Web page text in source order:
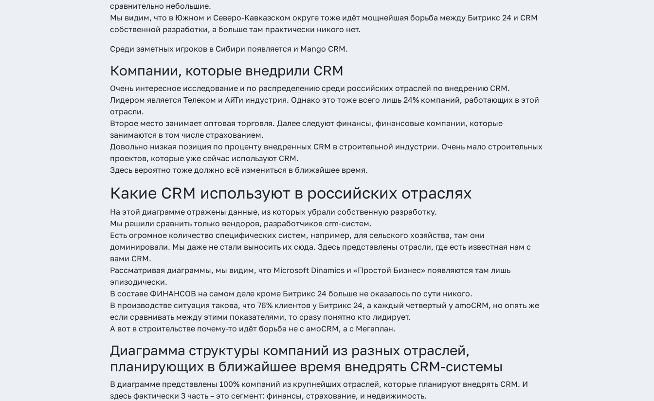
сравнительно небольшие.
Мы видим, что в Южном и Северо-Кавказском округе тоже идёт мощнейшая борьба между Битрикс 24 и CRM
собственной разработки, а больше там практически никого нет.
Среди заметных игроков в Сибири появляется и Mango CRM.
Компании, которые внедрили CRM
Очень интересное исследование и по распределению среди российских отраслей по внедрению CRM.
Лидером является Телеком и АйТи индустрия. Однако это тоже всего лишь 24% компаний, работающих в этой
отрасли.
Второе место занимает оптовая торговля. Далее следуют финансы, финансовые компании, которые
занимаются в том числе страхованием.
Довольно низкая позиция по проценту внедренных CRM в строительной индустрии. Очень мало строительных
проектов, которые уже сейчас используют CRM.
Здесь вероятно тоже должно всё измениться в ближайшее время.
Какие CRM используют в российских отраслях
На этой диаграмме отражены данные, из которых убрали собственную разработку.
Мы решили сравнить только вендоров, разработчиков crm-систем.
Есть огромное количество специфических систем, например, для сельского хозяйства, там они
доминировали. Мы даже не стали выносить их сюда. Здесь представлены отрасли, где есть известная нам с
вами CRM.
Рассматривая диаграммы, мы видим, что Microsoft Dinamics и «Простой Бизнес» появляются там лишь
эпизодически.
В составе ФИНАНСОВ на самом деле кроме Битрикс 24 больше не оказалось по сути никого.
В производстве ситуация такова, что 76% клиентов у Битрикс 24, а каждый четвертый у amoCRM, но опять же
если сравнивать между этими показателями, то сразу понятно кто лидирует.
А вот в строительстве почему-то идёт борьба не с амоCRM, а с Мегаплан.
Диаграмма структуры компаний из разных отраслей,
планирующих в ближайшее время внедрять CRM-системы
В диаграмме представлены 100% компаний из крупнейших отраслей, которые планируют внедрять CRM. И
здесь фактически 3 часть – это сегмент: финансы, страхование, и недвижимость.